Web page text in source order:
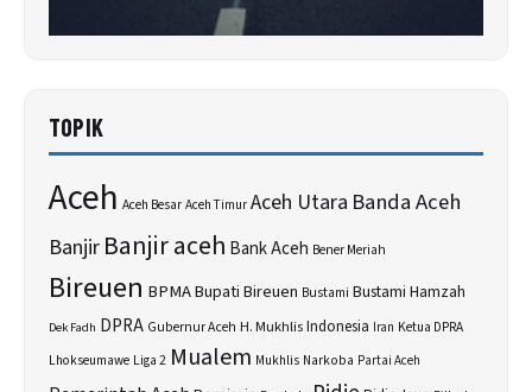
TOPIK
Aceh Aceh Besar Aceh Timur Aceh Utara Banda Aceh
BanjirBanjir aceh Bank Aceh Bener Meriah
Bireuen BPMABupati Bireuen Bustami Bustami Hamzah
Dek Fadh DPRA Gubernur Aceh H. MukhlisIndonesia Iran Ketua DPRA
Lhokseumawe Liga 2 Mualem Mukhlis Narkoba Partai Aceh